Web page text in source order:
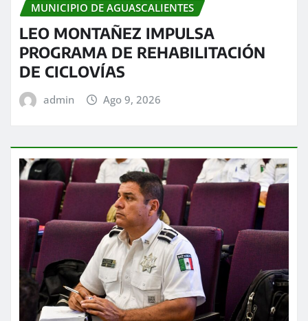
MUNICIPIO DE AGUASCALIENTES
LEO MONTAÑEZ IMPULSA
PROGRAMA DE REHABILITACIÓN
DE CICLOVÍAS
admin Ago 9, 2026